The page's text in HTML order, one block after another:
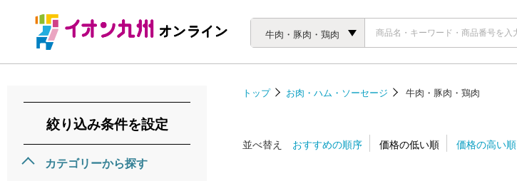
牛肉・豚肉・鶏肉
絞り込み条件を設定
カテゴリーから探す
トップ お肉・ハム・ソーセージ 牛肉・豚肉・鶏肉
並べ替え おすすめの順序 価格の低い順 価格の高い順